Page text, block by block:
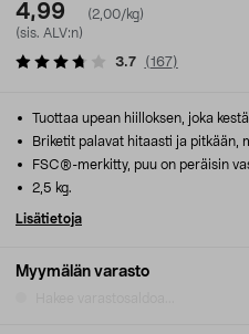
4,99
(2,00/kg)
(sis. ALV:n)
3.7 (167)
Myymälän varasto
Tuottaa upean hiilloksen, joka
Briketit palavat hitaasti ja pitkään,
FSC®-merkitty, puu on peräisin
2,5 kg.
Lisätietoja